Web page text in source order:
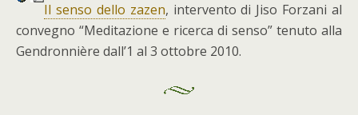
Il senso dello zazen, intervento di Jiso Forzani al
convegno “Meditazione e ricerca di senso” tenuto alla
Gendronnière dall’1 al 3 ottobre 2010.